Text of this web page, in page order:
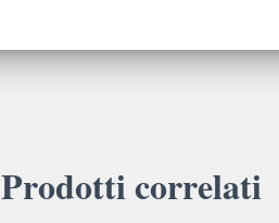
Prodotti correlati